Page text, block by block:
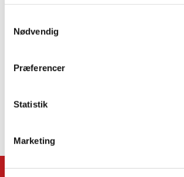
Nødvendig
Præferencer
Statistik
Marketing